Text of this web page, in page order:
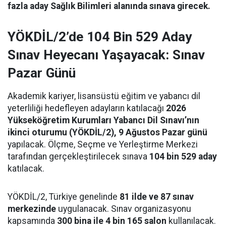
fazla aday Sağlık Bilimleri alanında sınava girecek.
YÖKDİL/2’de 104 Bin 529 Aday
Sınav Heyecanı Yaşayacak: Sınav
Pazar Günü
Akademik kariyer, lisansüstü eğitim ve yabancı dil
yeterliliği hedefleyen adayların katılacağı 2026
Yükseköğretim Kurumları Yabancı Dil Sınavı’nın
ikinci oturumu (YÖKDİL/2), 9 Ağustos Pazar günü
yapılacak. Ölçme, Seçme ve Yerleştirme Merkezi
tarafından gerçekleştirilecek sınava 104 bin 529 aday
katılacak.
YÖKDİL/2, Türkiye genelinde 81 ilde ve 87 sınav
merkezinde uygulanacak. Sınav organizasyonu
kapsamında 300 bina ile 4 bin 165 salon kullanılacak.